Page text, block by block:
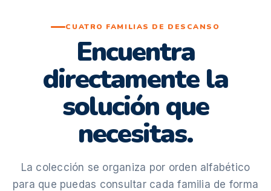
CUATRO FAMILIAS DE DESCANSO
Encuentra
directamente la
solución que
necesitas.
La colección se organiza por orden alfabético
para que puedas consultar cada familia de forma